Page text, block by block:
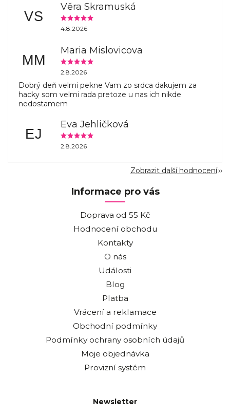
VS
Věra Skramuská
4.8.2026
MM
Maria Mislovicova
2.8.2026
Dobrý deň velmi pekne Vam zo srdca dakujem za
hacky som velmi rada pretoze u nas ich nikde
nedostamem
EJ
Eva Jehličková
2.8.2026
Zobrazit další hodnocení
Informace pro vás
Doprava od 55 Kč
Hodnocení obchodu
Kontakty
O nás
Události
Blog
Platba
Vrácení a reklamace
Obchodní podmínky
Podmínky ochrany osobních údajů
Moje objednávka
Provizní systém
Newsletter